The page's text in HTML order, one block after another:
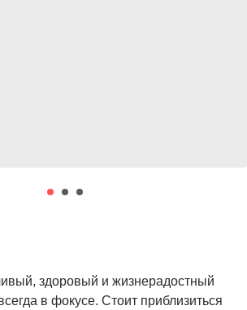
здоровый и жизнерадостный
в фокусе. Стоит приблизиться